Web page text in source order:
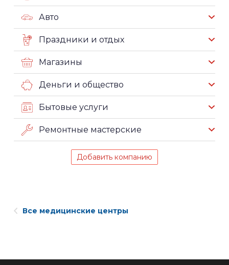
Авто
Праздники и отдых
Магазины
Деньги и общество
Бытовые услуги
Ремонтные мастерские
Добавить компанию
Все медицинские центры